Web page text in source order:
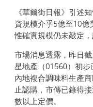
《華爾街日報》引述
資規模介乎5億至10億
惟確實規模仍未敲定，
市場消息透露，昨日
星地產（01560）初
內地複合調味料生產
止認購，市傳已錄得
數以上定價。